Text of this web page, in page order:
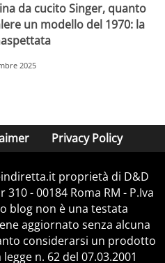
da cucito Singer, quanto
un modello del 1970: la
2025
Privacy Policy
proprietà di D&D
310 - 00184 Roma RM - P.Iva
blog non è una testata
aggiornato senza alcuna
considerarsi un prodotto
n. 62 del 07.03.2001